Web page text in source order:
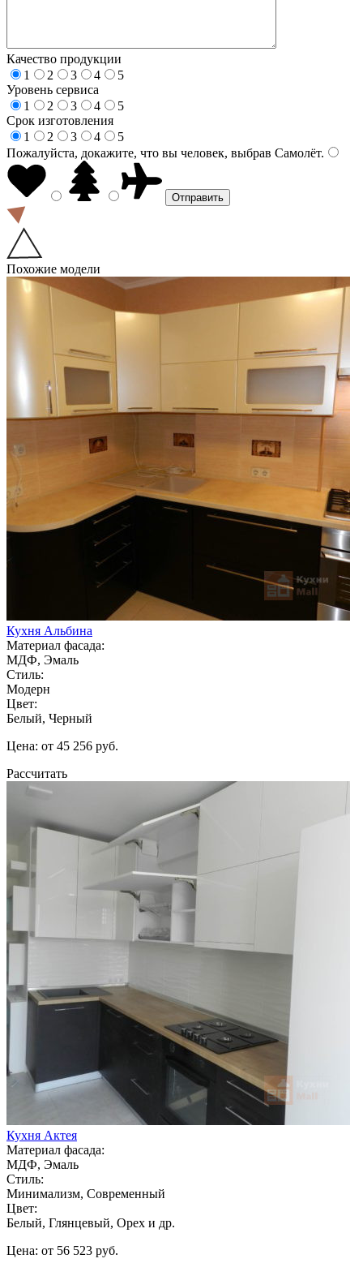
Качество продукции
1
2 3 4
5
Уровень сервиса
1
2 3 4
5
Срок изготовления
1
2 3 4
5
Пожалуйста, докажите, что вы человек, выбрав Самолёт.
Похожие модели
Кухня Альбина
Материал фасада:
МДФ, Эмаль
Стиль:
Модерн
Цвет:
Белый, Черный
Цена: от 45 256 руб.
Рассчитать
Кухня Актея
Материал фасада:
МДФ, Эмаль
Стиль:
Минимализм, Современный
Цвет:
Белый, Глянцевый, Орех и др.
Цена: от 56 523 руб.